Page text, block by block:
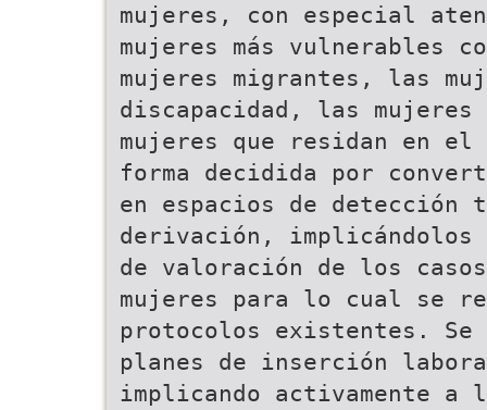
mujeres, con especial
mujeres más vulnerables
mujeres migrantes, las
discapacidad, las
mujeres que residan en
forma decidida por
en espacios de detección
derivación, implicándolos
de valoración de los
mujeres para lo cual se
protocolos existentes. Se
planes de inserción
implicando activamente